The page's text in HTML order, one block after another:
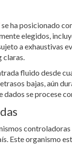
se ha posicionado
elegidos,
a exhaustivas
claras.
fluido desde
bajas, aún
se procese
Este organismo